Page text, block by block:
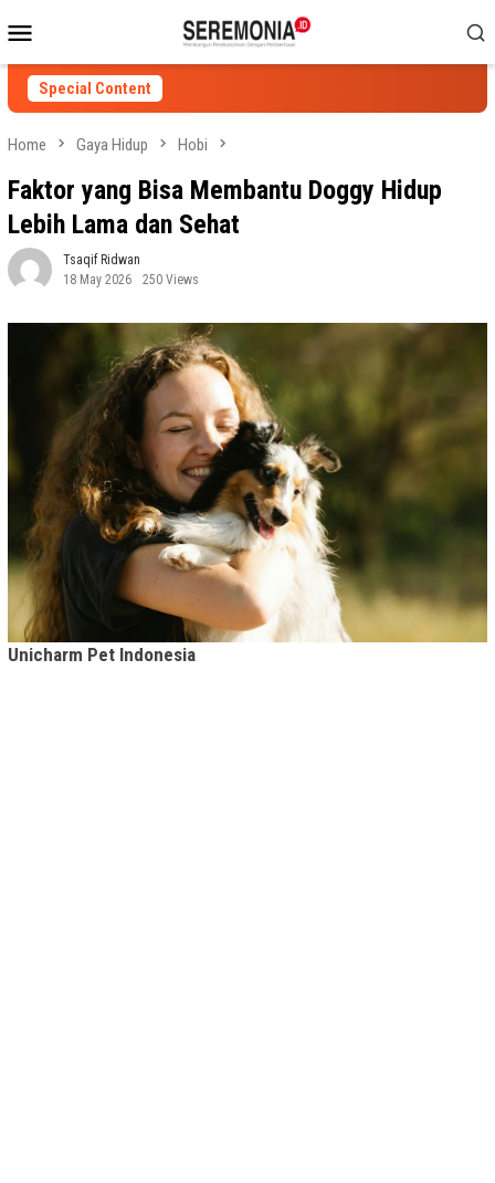
to
contentMenu
Special Content
Home Gaya Hidup Hobi
Faktor yang Bisa Membantu Doggy Hidup
Lebih Lama dan Sehat
Tsaqif Ridwan
18 May 2026
250 Views
Unicharm Pet Indonesia